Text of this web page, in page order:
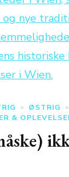
ØSTRIG
&